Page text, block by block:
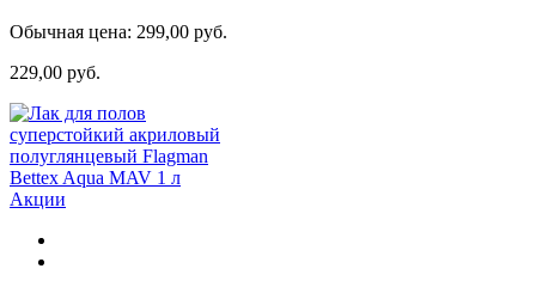
Обычная цена: 299,00 руб.
229,00 руб.
Акции